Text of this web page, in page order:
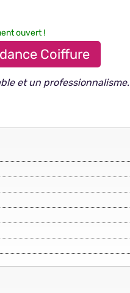
ouvert !
Coiffure
et un professionnalisme.